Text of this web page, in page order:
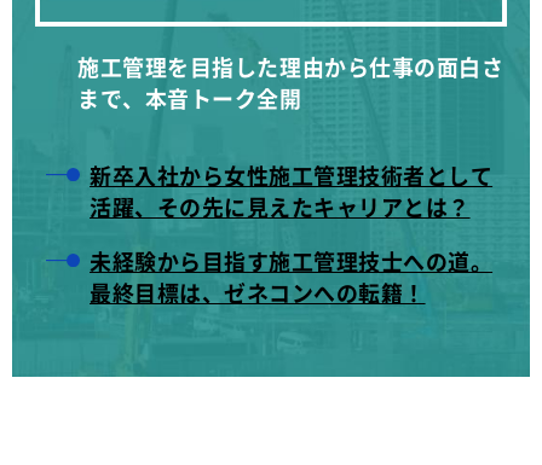
施工管理を目指した理由から仕事の面白さ
まで、本音トーク全開
新卒入社から女性施工管理技術者として
活躍、その先に見えたキャリアとは？
未経験から目指す施工管理技士への道。
最終目標は、ゼネコンへの転籍！